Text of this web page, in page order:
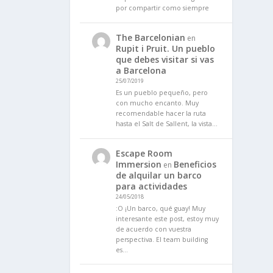
por compartir como siempre
The Barcelonian en
Rupit i Pruit. Un pueblo
que debes visitar si vas
a Barcelona
25/07/2019
Es un pueblo pequeño, pero
con mucho encanto. Muy
recomendable hacer la ruta
hasta el Salt de Sallent, la vista…
Escape Room
Immersion en Beneficios
de alquilar un barco
para actividades
24/05/2018
:O ¡Un barco, qué guay! Muy
interesante este post, estoy muy
de acuerdo con vuestra
perspectiva. El team building
es…